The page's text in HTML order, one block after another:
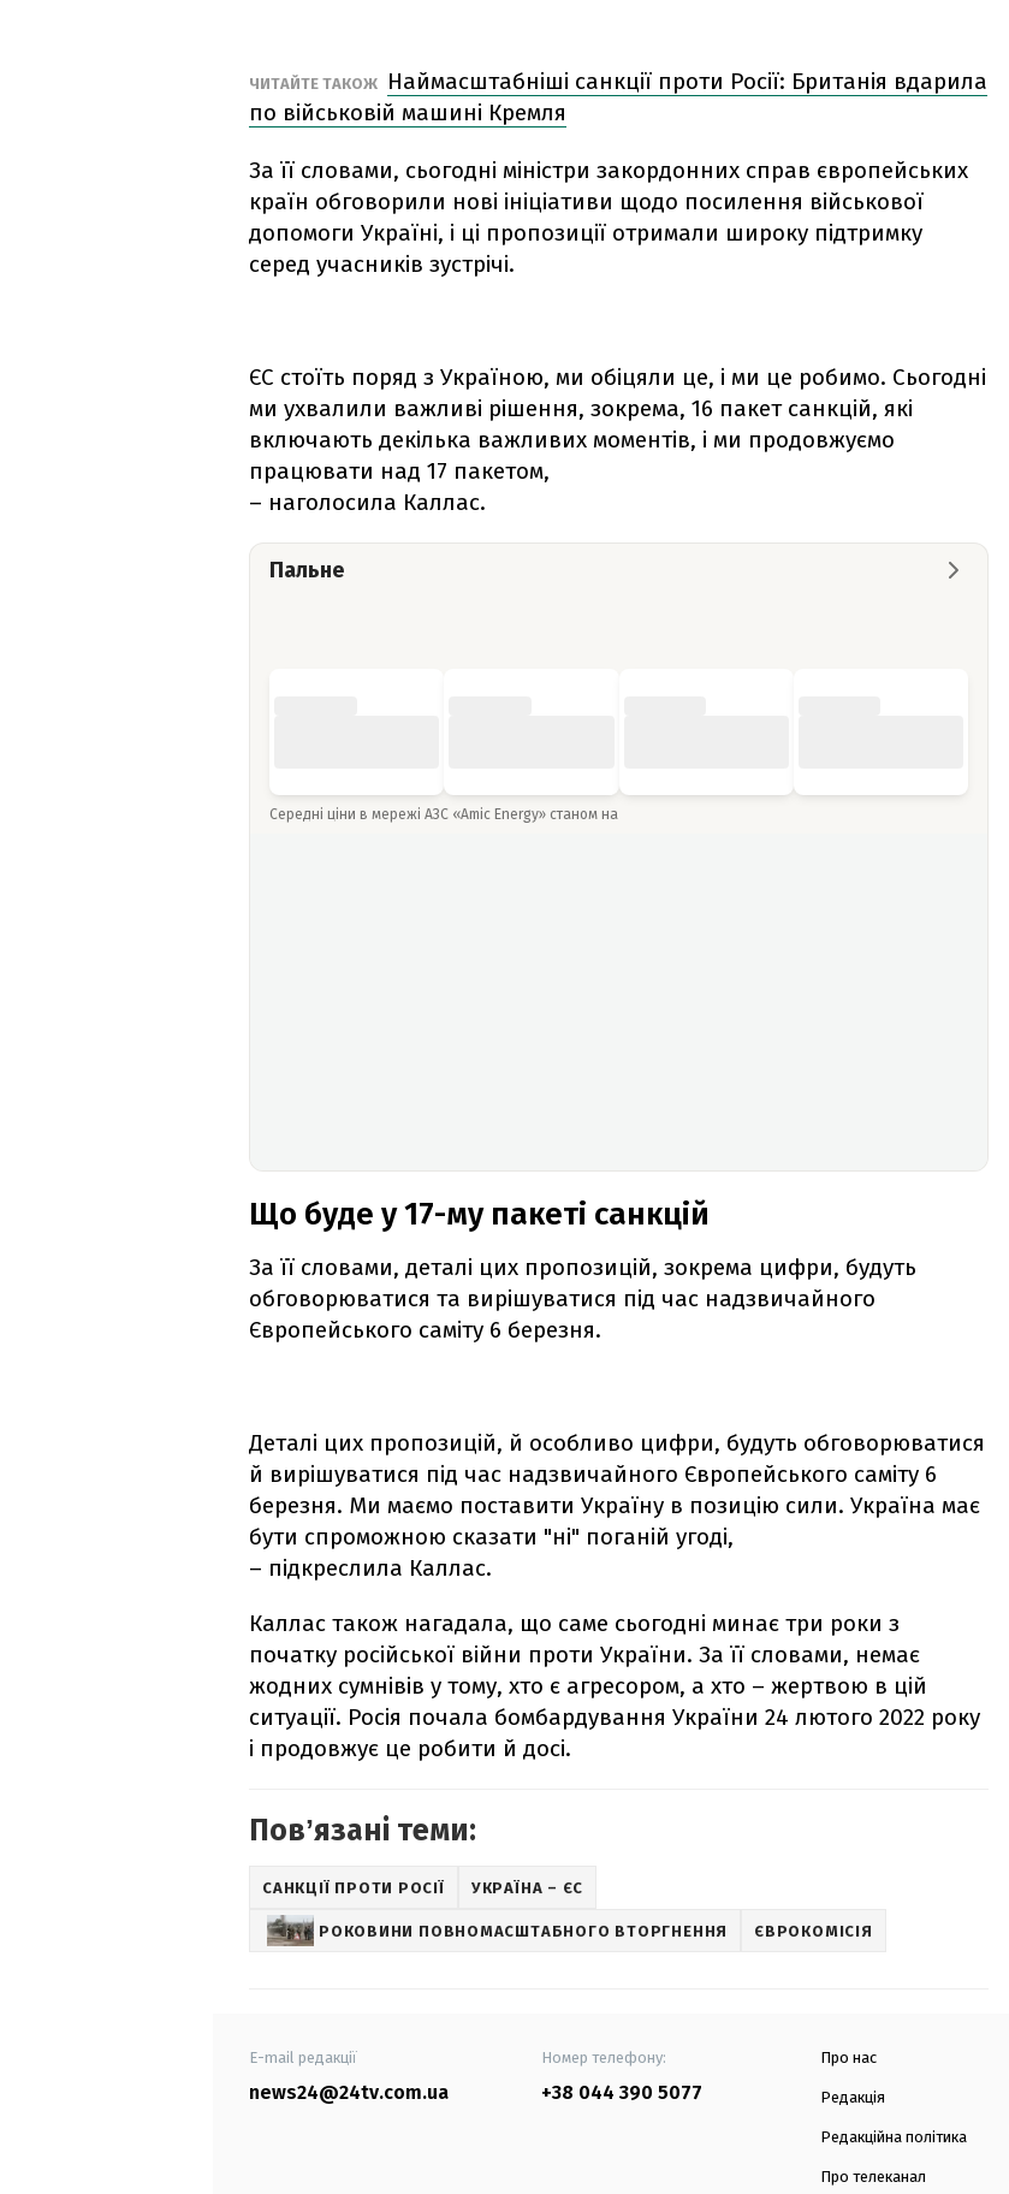
ЧИТАЙТЕ ТАКОЖ
Наймасштабніші санкції проти Росії: Британія вдарила
по військовій машині Кремля
За її словами, сьогодні міністри закордонних справ європейських
країн обговорили нові ініціативи щодо посилення військової
допомоги Україні, і ці пропозиції отримали широку підтримку
серед учасників зустрічі.
ЄС стоїть поряд з Україною, ми обіцяли це, і ми це робимо. Сьогодні
ми ухвалили важливі рішення, зокрема, 16 пакет санкцій, які
включають декілька важливих моментів, і ми продовжуємо
працювати над 17 пакетом,
– наголосила Каллас.
Пальне
Середні ціни в мережі АЗС «Amic Energy» станом на
Що буде у 17-му пакеті санкцій
За її словами, деталі цих пропозицій, зокрема цифри, будуть
обговорюватися та вирішуватися під час надзвичайного
Європейського саміту 6 березня.
Деталі цих пропозицій, й особливо цифри, будуть обговорюватися
й вирішуватися під час надзвичайного Європейського саміту 6
березня. Ми маємо поставити Україну в позицію сили. Україна має
бути спроможною сказати "ні" поганій угоді,
– підкреслила Каллас.
Каллас також нагадала, що саме сьогодні минає три роки з
початку російської війни проти України. За її словами, немає
жодних сумнівів у тому, хто є агресором, а хто – жертвою в цій
ситуації. Росія почала бомбардування України 24 лютого 2022 року
і продовжує це робити й досі.
Повʼязані теми:
САНКЦІЇ ПРОТИ РОСІЇ УКРАЇНА – ЄС
РОКОВИНИ ПОВНОМАСШТАБНОГО ВТОРГНЕННЯ ЄВРОКОМІСІЯ
E-mail редакції
news24@24tv.com.ua
Номер телефону:
+38 044 390 5077
Про нас
Редакція
Редакційна політика
Про телеканал